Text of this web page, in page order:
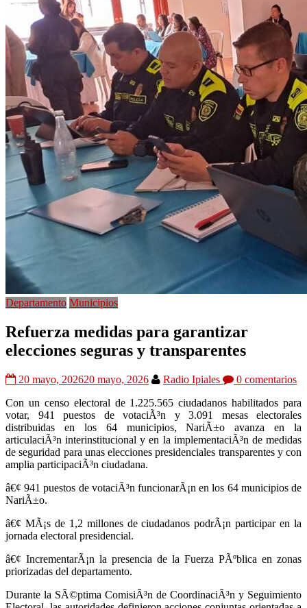
Departamento Municipios
Refuerza medidas para garantizar
elecciones seguras y transparentes
20 mayo, 202620 mayo, 2026 Radio Ipiales
0 comentarios
Con un censo electoral de 1.225.565 ciudadanos habilitados para
votar, 941 puestos de votaciÃ³n y 3.091 mesas electorales
distribuidas en los 64 municipios, NariÃ±o avanza en la
articulaciÃ³n interinstitucional y en la implementaciÃ³n de medidas
de seguridad para unas elecciones presidenciales transparentes y con
amplia participaciÃ³n ciudadana.
â€¢ 941 puestos de votaciÃ³n funcionarÃ¡n en los 64 municipios de
NariÃ±o.
â€¢ MÃ¡s de 1,2 millones de ciudadanos podrÃ¡n participar en la
jornada electoral presidencial.
â€¢ IncrementarÃ¡n la presencia de la Fuerza PÃºblica en zonas
priorizadas del departamento.
Durante la SÃ©ptima ComisiÃ³n de CoordinaciÃ³n y Seguimiento